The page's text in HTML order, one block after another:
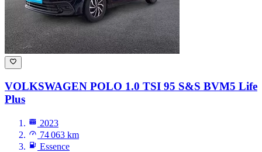
VOLKSWAGEN POLO 1.0 TSI 95 S&S BVM5 Life
Plus
2023
74 063 km
Essence